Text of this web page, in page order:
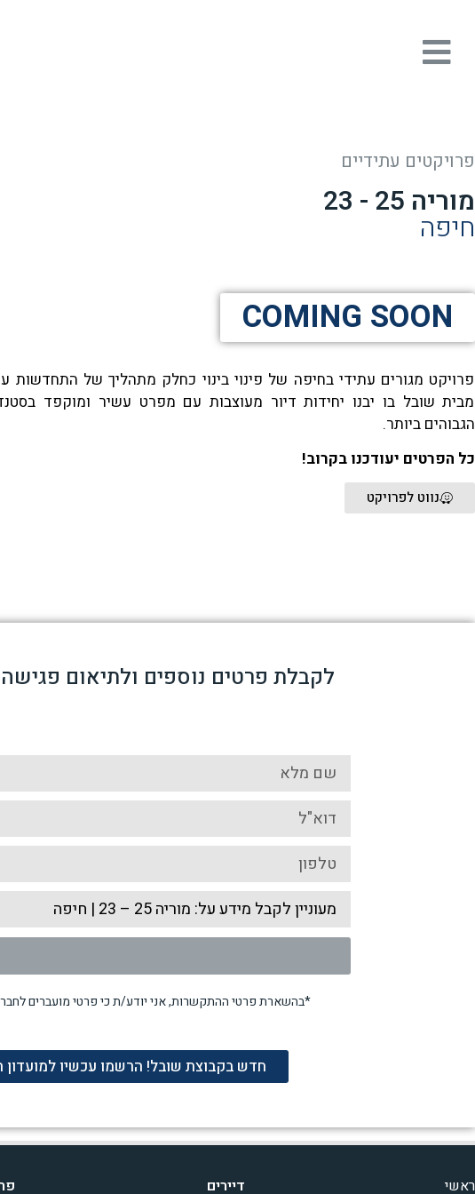
פרויקטים עתידיים
מוריה 25 - 23
חיפה
COMING SOON
פרויקט מגורים עתידי בחיפה של פינוי בינוי כחלק מתהליך של התחדשות
מבית שובל בו יבנו יחידות דיור מעוצבות עם מפרט עשיר ומוקפד
הגבוהים ביותר.
כל הפרטים יעודכנו בקרוב!
נווט לפרויקט
לקבלת פרטים נוספים ולתיאום
*בהשארת פרטי ההתקשרות, אני יודע/ת כי פרטי מועברים
חדש בקבוצת שובל! הרשמו עכשיו למועדון
ראשי דיירים